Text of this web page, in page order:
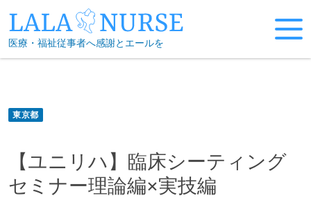
to
content
医療・福祉従事者へ感謝とエールを
東京都
【ユニリハ】臨床シーティング
セミナー理論編×実技編